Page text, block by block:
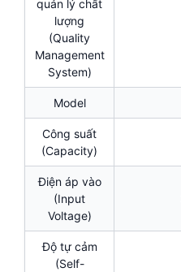
quản lý chất
lượng
(Quality
Management
System)
Model
Công suất
(Capacity)
Điện áp vào
(Input
Voltage)
Độ tự cảm
(Self-